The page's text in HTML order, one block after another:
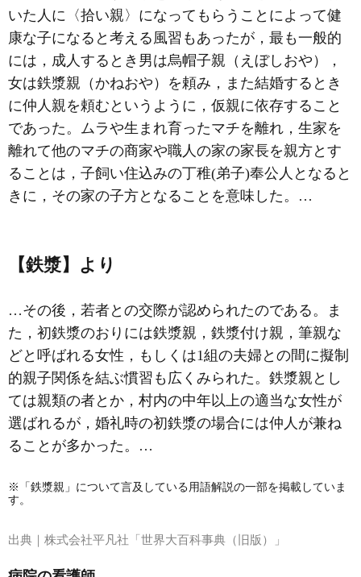
いた人に〈拾い親〉になってもらうことによって健
康な子になると考える風習もあったが，最も一般的
には，成人するとき男は烏帽子親 （えぼしおや），
女は鉄漿親（かねおや）を頼み，また結婚するとき
に仲人親を頼むというように，仮親に依存すること
であった。ムラや生まれ育ったマチを離れ，生家を
離れて他のマチの商家や職人の家の家長を親方とす
ることは，子飼い住込みの丁稚(弟子)奉公人となると
きに，その家の子方となることを意味した。…
【鉄漿】より
…その後，若者との交際が認められたのである。ま
た，初鉄漿のおりには鉄漿親，鉄漿付け親，筆親な
どと呼ばれる女性，もしくは1組の夫婦との間に擬制
的親子関係を結ぶ慣習も広くみられた。鉄漿親とし
ては親類の者とか，村内の中年以上の適当な女性が
選ばれるが，婚礼時の初鉄漿の場合には仲人が兼ね
ることが多かった。…
※「鉄漿親」について言及している用語解説の一部を掲載していま
す。
出典｜ 株式会社平凡社「世界大百科事典（旧版）」